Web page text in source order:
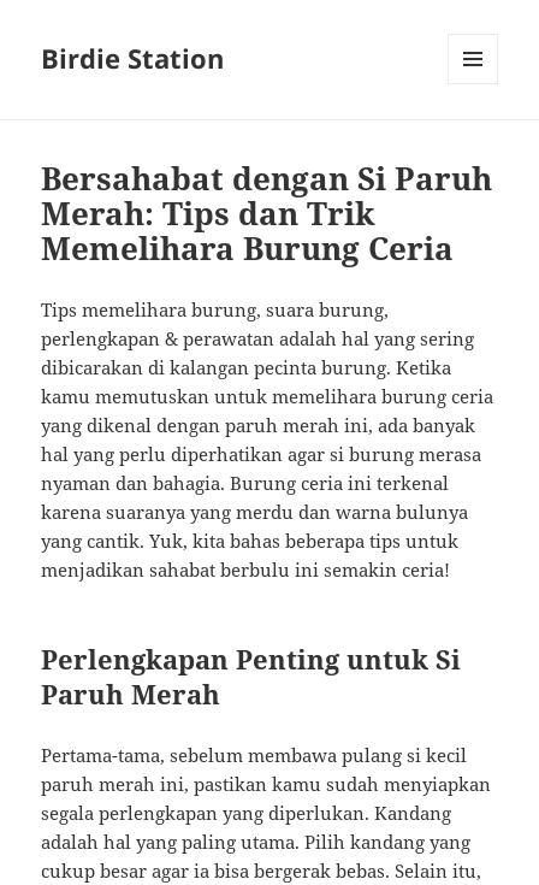
Birdie Station
Bersahabat dengan Si Paruh
Merah: Tips dan Trik
Memelihara Burung Ceria
Tips memelihara burung, suara burung,
perlengkapan & perawatan adalah hal yang sering
dibicarakan di kalangan pecinta burung. Ketika
kamu memutuskan untuk memelihara burung ceria
yang dikenal dengan paruh merah ini, ada banyak
hal yang perlu diperhatikan agar si burung merasa
nyaman dan bahagia. Burung ceria ini terkenal
karena suaranya yang merdu dan warna bulunya
yang cantik. Yuk, kita bahas beberapa tips untuk
menjadikan sahabat berbulu ini semakin ceria!
Perlengkapan Penting untuk Si
Paruh Merah
Pertama-tama, sebelum membawa pulang si kecil
paruh merah ini, pastikan kamu sudah menyiapkan
segala perlengkapan yang diperlukan. Kandang
adalah hal yang paling utama. Pilih kandang yang
cukup besar agar ia bisa bergerak bebas. Selain itu,